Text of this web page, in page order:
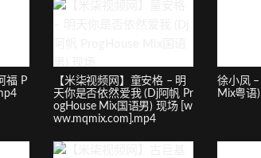
福 P
【米柒视频网】童安格 – 明
天你是否依然爱我 (Dj阿帆 Pr
ogHouse Mix国语男) 现场 [w
ww.mqmix.com].mp4
徐小凤
Mix粤语